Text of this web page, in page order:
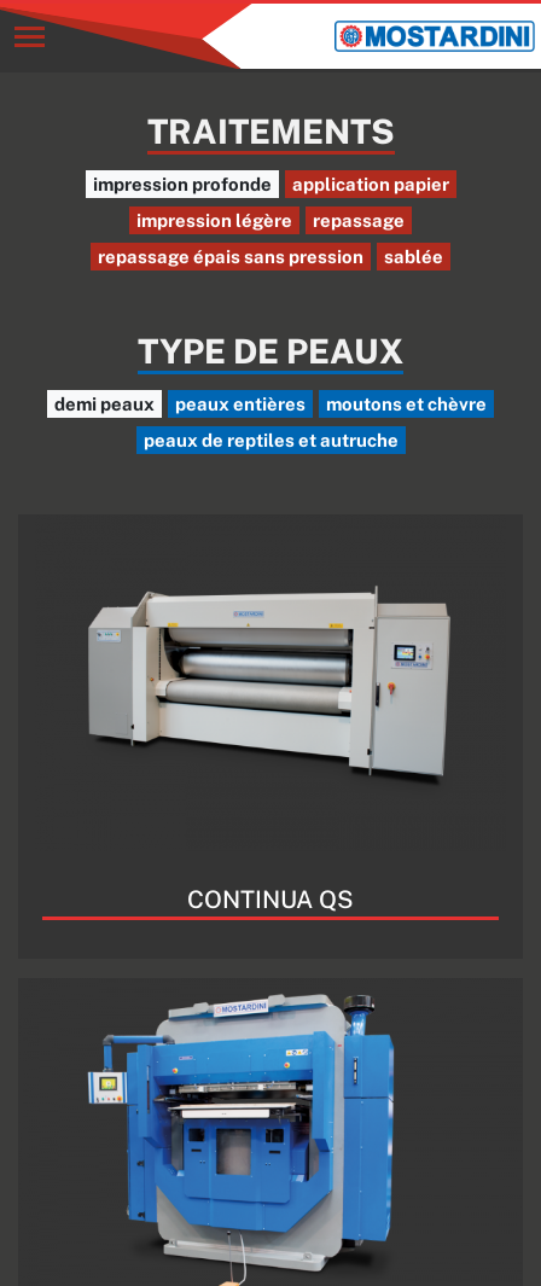
TRAITEMENTS
impression profonde
application papier
impression légère
repassage
repassage épais sans pression
sablée
TYPE DE PEAUX
demi peaux peaux entières
moutons et chèvre
peaux de reptiles et autruche
CONTINUA QS